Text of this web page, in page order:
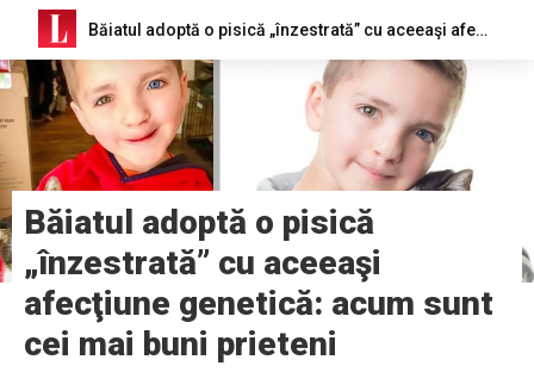
Băiatul adoptă o pisică „înzestrată” cu aceeaşi afecţiune genetică: acum sunt cei mai buni prieteni
Băiatul adoptă o pisică
„înzestrată” cu aceeaşi
afecţiune genetică: acum sunt
cei mai buni prieteni